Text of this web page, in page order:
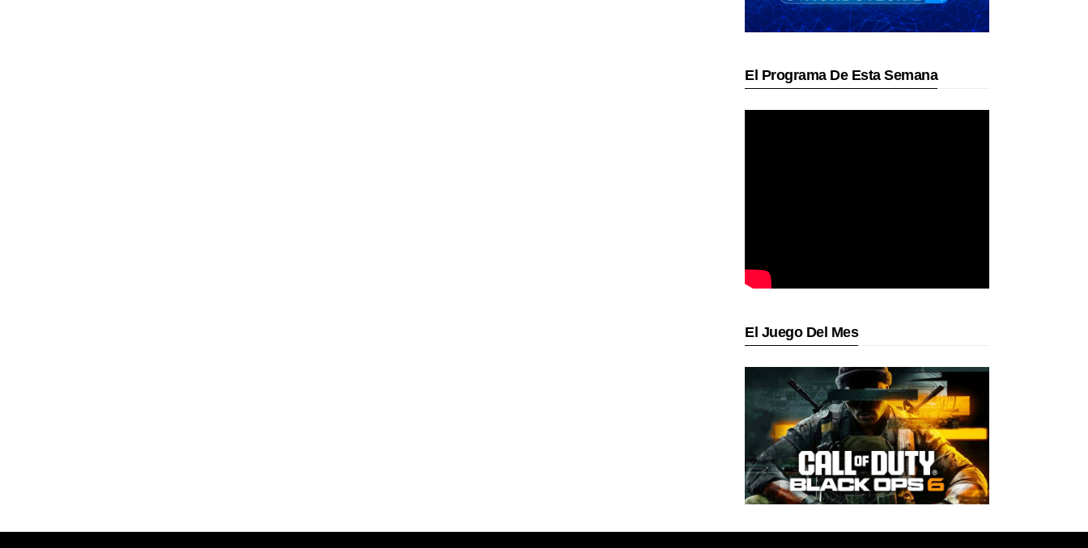
El Programa De Esta Semana
El Juego Del Mes